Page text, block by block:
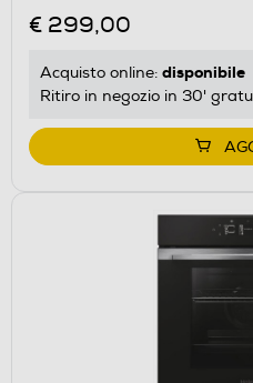
€ 299,00
Acquisto online: disponibile
Ritiro in negozio in 30'